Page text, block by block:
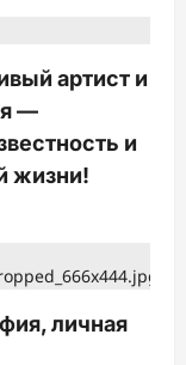
артист и
—
и
жизни!
личная